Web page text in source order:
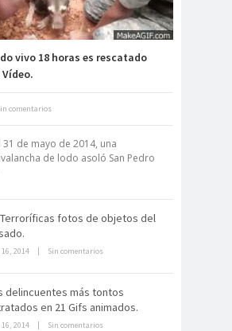
británica en Cartagena
de indias
vivo 18 horas es rescatado
comentarios
31 de mayo de 2014, una
de lodo asoló San Pedro
Terroríficas fotos de objetos del
2014 | Sin comentarios
delincuentes más tontos
en 21 Gifs animados.
2014 | Sin comentarios